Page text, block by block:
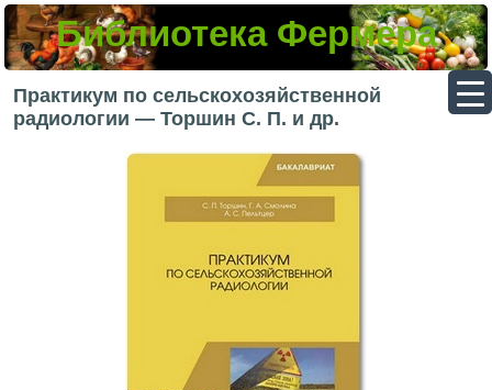
Библиотека Фермера
Практикум по сельскохозяйственной
радиологии — Торшин С. П. и др.